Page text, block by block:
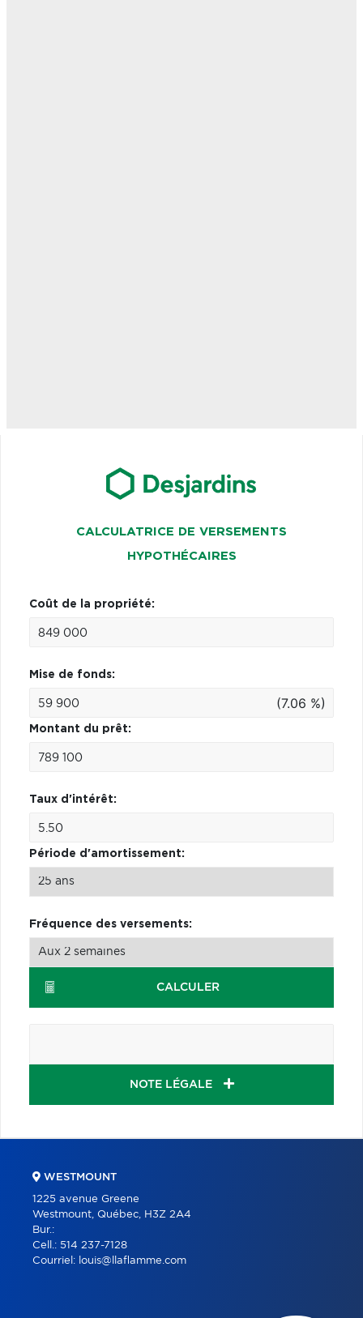
CALCULATRICE DE VERSEMENTS
HYPOTHÉCAIRES
Coût de la propriété:
Mise de fonds:
(7.06 %)
Montant du prêt:
Taux d'intérêt:
Période d'amortissement:
Fréquence des versements:
CALCULER
NOTE LÉGALE
WESTMOUNT
1225 avenue Greene
Westmount, Québec, H3Z 2A4
Bur.:
Cell.: 514 237-7128
Courriel: louis@llaflamme.com